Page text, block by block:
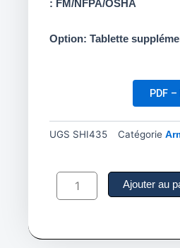
: FM/NFPA/OSHA
Option: Tablette
PDF
UGS SHI435 Catégorie
quantité
Armoire
corrosifs,
Ajouter au